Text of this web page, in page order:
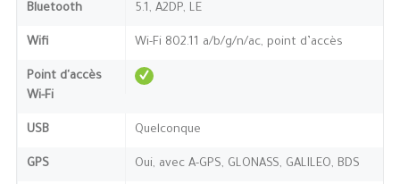
Bluetooth 5.1, A2DP, LE
Wifi Wi-Fi 802.11 a/b/g/n/ac, point d’accès
Point d'accès
Wi-Fi
USB Quelconque
GPS Oui, avec A-GPS, GLONASS, GALILEO, BDS